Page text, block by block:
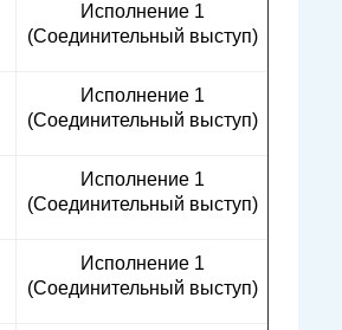
Исполнение 1
(Соединительный выступ)
Исполнение 1
(Соединительный выступ)
Исполнение 1
(Соединительный выступ)
Исполнение 1
(Соединительный выступ)